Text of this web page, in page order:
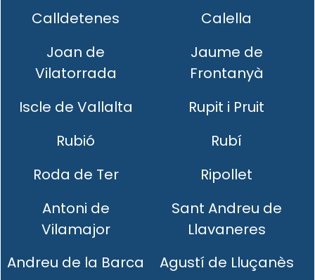
Calldetenes
Calella
Joan de
Vilatorrada
Jaume de
Frontanyà
Iscle de Vallalta
Rupit i Pruit
Rubió
Rubí
Roda de Ter
Ripollet
Antoni de
Vilamajor
Sant Andreu de
Llavaneres
Andreu de la Barca
Agustí de Lluçanès